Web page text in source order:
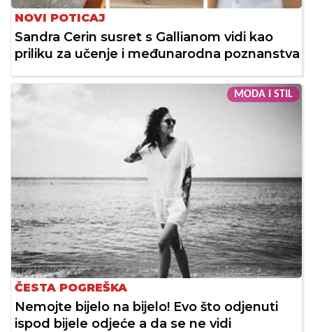
NOVI POTICAJ
Sandra Cerin susret s Gallianom vidi kao
priliku za učenje i međunarodna poznanstva
MODA I STIL
ČESTA POGREŠKA
Nemojte bijelo na bijelo! Evo što odjenuti
ispod bijele odjeće a da se ne vidi